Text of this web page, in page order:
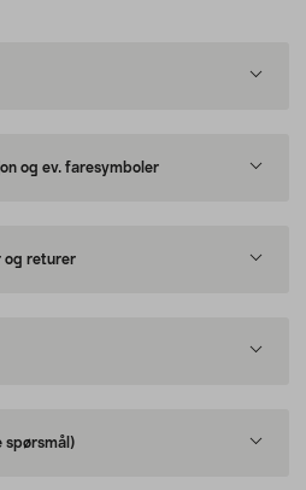
og ev. faresymboler
og returer
spørsmål)